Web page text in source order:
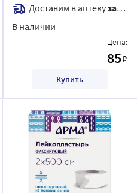
Доставим в аптекузавтра
В наличии
Цена:
85₽
Купить